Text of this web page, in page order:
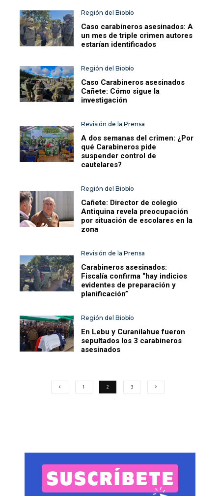
Región del Biobío
Caso carabineros asesinados: A
un mes de triple crimen autores
estarían identificados
Región del Biobío
Caso Carabineros asesinados
Cañete: Cómo sigue la
investigación
Revisión de la Prensa
A dos semanas del crimen: ¿Por
qué Carabineros pide
suspender control de
cautelares?
Región del Biobío
Cañete: Director de colegio
Antiquina revela preocupación
por situación de escolares en la
zona
Revisión de la Prensa
Carabineros asesinados:
Fiscalía confirma “hay indicios
evidentes de preparación y
planificación”
Región del Biobío
En Lebu y Curanilahue fueron
sepultados los 3 carabineros
asesinados
1 2 3